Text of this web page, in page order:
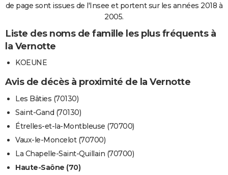
de page sont issues de l'Insee et portent sur les années 2018 à
2005.
Liste des noms de famille les plus fréquents à
la Vernotte
KOEUNE
Avis de décès à proximité de la Vernotte
Les Bâties (70130)
Saint-Gand (70130)
Étrelles-et-la-Montbleuse (70700)
Vaux-le-Moncelot (70700)
La Chapelle-Saint-Quillain (70700)
Haute-Saône (70)